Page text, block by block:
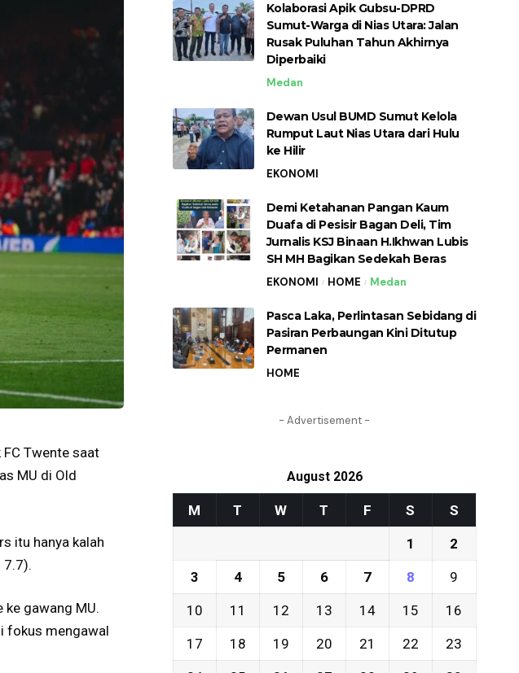
Twente saat
MU di Old
itu hanya kalah
gawang MU.
fokus mengawal
Kolaborasi Apik Gubsu-DPRD
Sumut-Warga di Nias Utara: Jalan
Rusak Puluhan Tahun Akhirnya
Diperbaiki
Medan
Dewan Usul BUMD Sumut Kelola
Rumput Laut Nias Utara dari Hulu
ke Hilir
EKONOMI
Demi Ketahanan Pangan Kaum
Duafa di Pesisir Bagan Deli, Tim
Jurnalis KSJ Binaan H.Ikhwan Lubis
SH MH Bagikan Sedekah Beras
EKONOMI HOME Medan
Pasca Laka, Perlintasan Sebidang di
Pasiran Perbaungan Kini Ditutup
Permanen
HOME
- Advertisement -
August 2026
M T W T F S S
1 2
3 4 5 6 7 8 9
10 11 12 13 14 15 16
17 18 19 20 21 22 23